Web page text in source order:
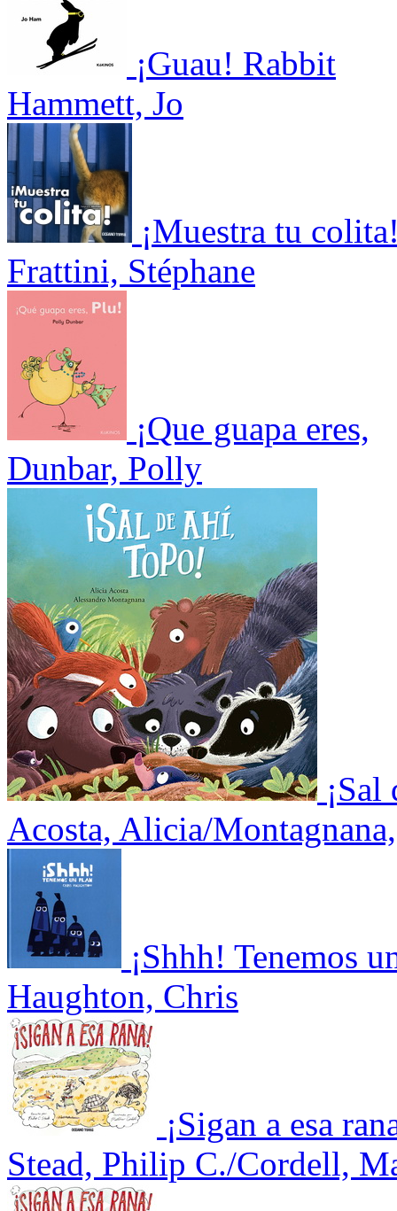
¡Guau! Rabbit
Hammett, Jo
¡Muestra tu
Frattini, Stéphane
¡Que guapa eres,
Dunbar, Polly
Acosta, Alicia/
¡Shhh! Tenemos
Haughton, Chris
¡Sigan a esa
Stead, Philip C./Cordell,